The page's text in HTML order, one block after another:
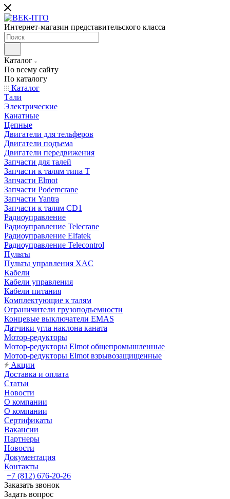
Интернет-магазин представительского класса
Каталог
По всему сайту
По каталогу
Каталог
Тали
Электрические
Канатные
Цепные
Двигатели для тельферов
Двигатели подъема
Двигатели передвижения
Запчасти для талей
Запчасти к талям типа Т
Запчасти Elmot
Запчасти Podemcrane
Запчасти Yantra
Запчасти к талям CD1
Радиоуправление
Радиоуправление Telecrane
Радиоуправление Elfatek
Радиоуправление Telecontrol
Пульты
Пульты управления XAC
Кабели
Кабели управления
Кабели питания
Комплектующие к талям
Ограничители грузоподъемности
Концевые выключатели EMAS
Датчики угла наклона каната
Мотор-редукторы
Мотор-редукторы Elmot общепромышленные
Мотор-редукторы Elmot взрывозащищенные
Акции
Доставка и оплата
Статьи
Новости
О компании
О компании
Сертификаты
Вакансии
Партнеры
Новости
Документация
Контакты
+7 (812) 676-20-26
Заказать звонок
Задать вопрос